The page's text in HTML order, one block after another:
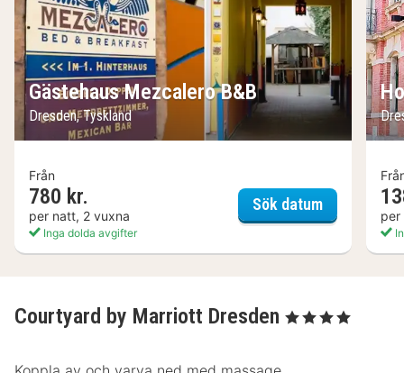
Gästehaus Mezcalero B&B
Dresden, Tyskland
Från
780 kr.
per natt, 2 vuxna
Inga dolda avgifter
Sök datumGästehaus
per
Courtyard by Marriott Dresden , 4 Stjärnor